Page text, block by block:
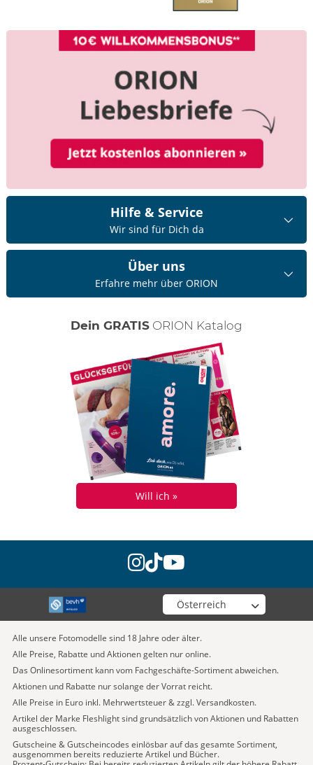
Hilfe & Service
Wir sind für Dich da
Über uns
Erfahre mehr über ORION
Dein GRATIS ORION Katalog
Will ich »
instagram
tiktok
youtube
Wähle deinen Shop
Alle unsere Fotomodelle sind 18 Jahre oder älter.
Alle Preise, Rabatte und Aktionen gelten nur online.
Das Onlinesortiment kann vom Fachgeschäfte-Sortiment abweichen.
Aktionen und Rabatte nur solange der Vorrat reicht.
Alle Preise in Euro inkl. Mehrwertsteuer & zzgl. Versandkosten.
Artikel der Marke Fleshlight sind grundsätzlich von Aktionen und Rabatten
ausgeschlossen.
Gutscheine & Gutscheincodes einlösbar auf das gesamte Sortiment,
ausgenommen bereits reduzierte Artikel und Bücher.